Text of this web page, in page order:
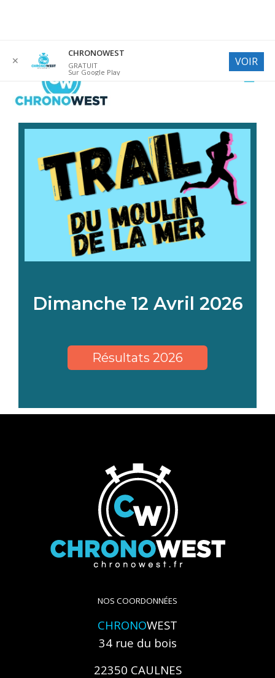
Dimanche 12 Avril 2026
Résultats 2026
NOS COORDONNÉES
CHRONOWEST
34 rue du bois
22350 CAULNES
✕
CHRONOWEST
GRATUIT
Sur Google Play
VOIR